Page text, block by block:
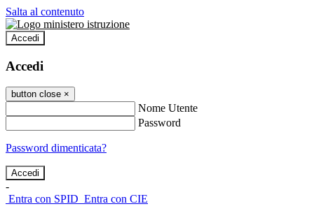
Salta al contenuto
Accedi
Accedi
button close ×
Nome Utente
Password
Password dimenticata?
-
Entra con SPID Entra con CIE